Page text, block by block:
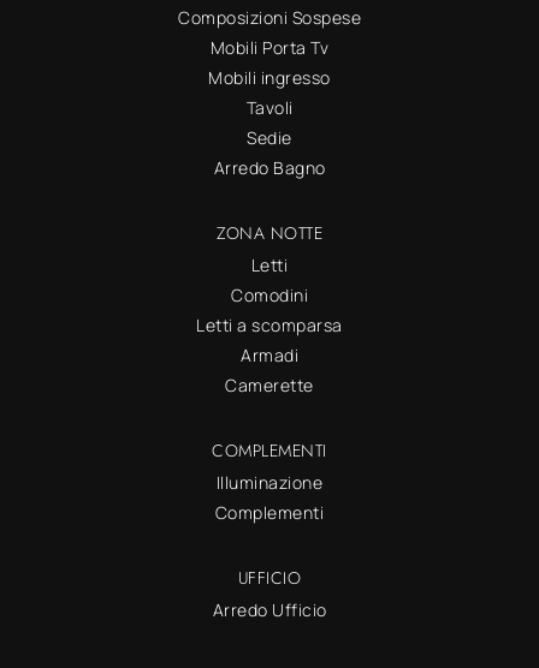
Composizioni Sospese
Mobili Porta Tv
Mobili ingresso
Tavoli
Sedie
Arredo Bagno
ZONA NOTTE
Letti
Comodini
Letti a scomparsa
Armadi
Camerette
COMPLEMENTI
Illuminazione
Complementi
UFFICIO
Arredo Ufficio